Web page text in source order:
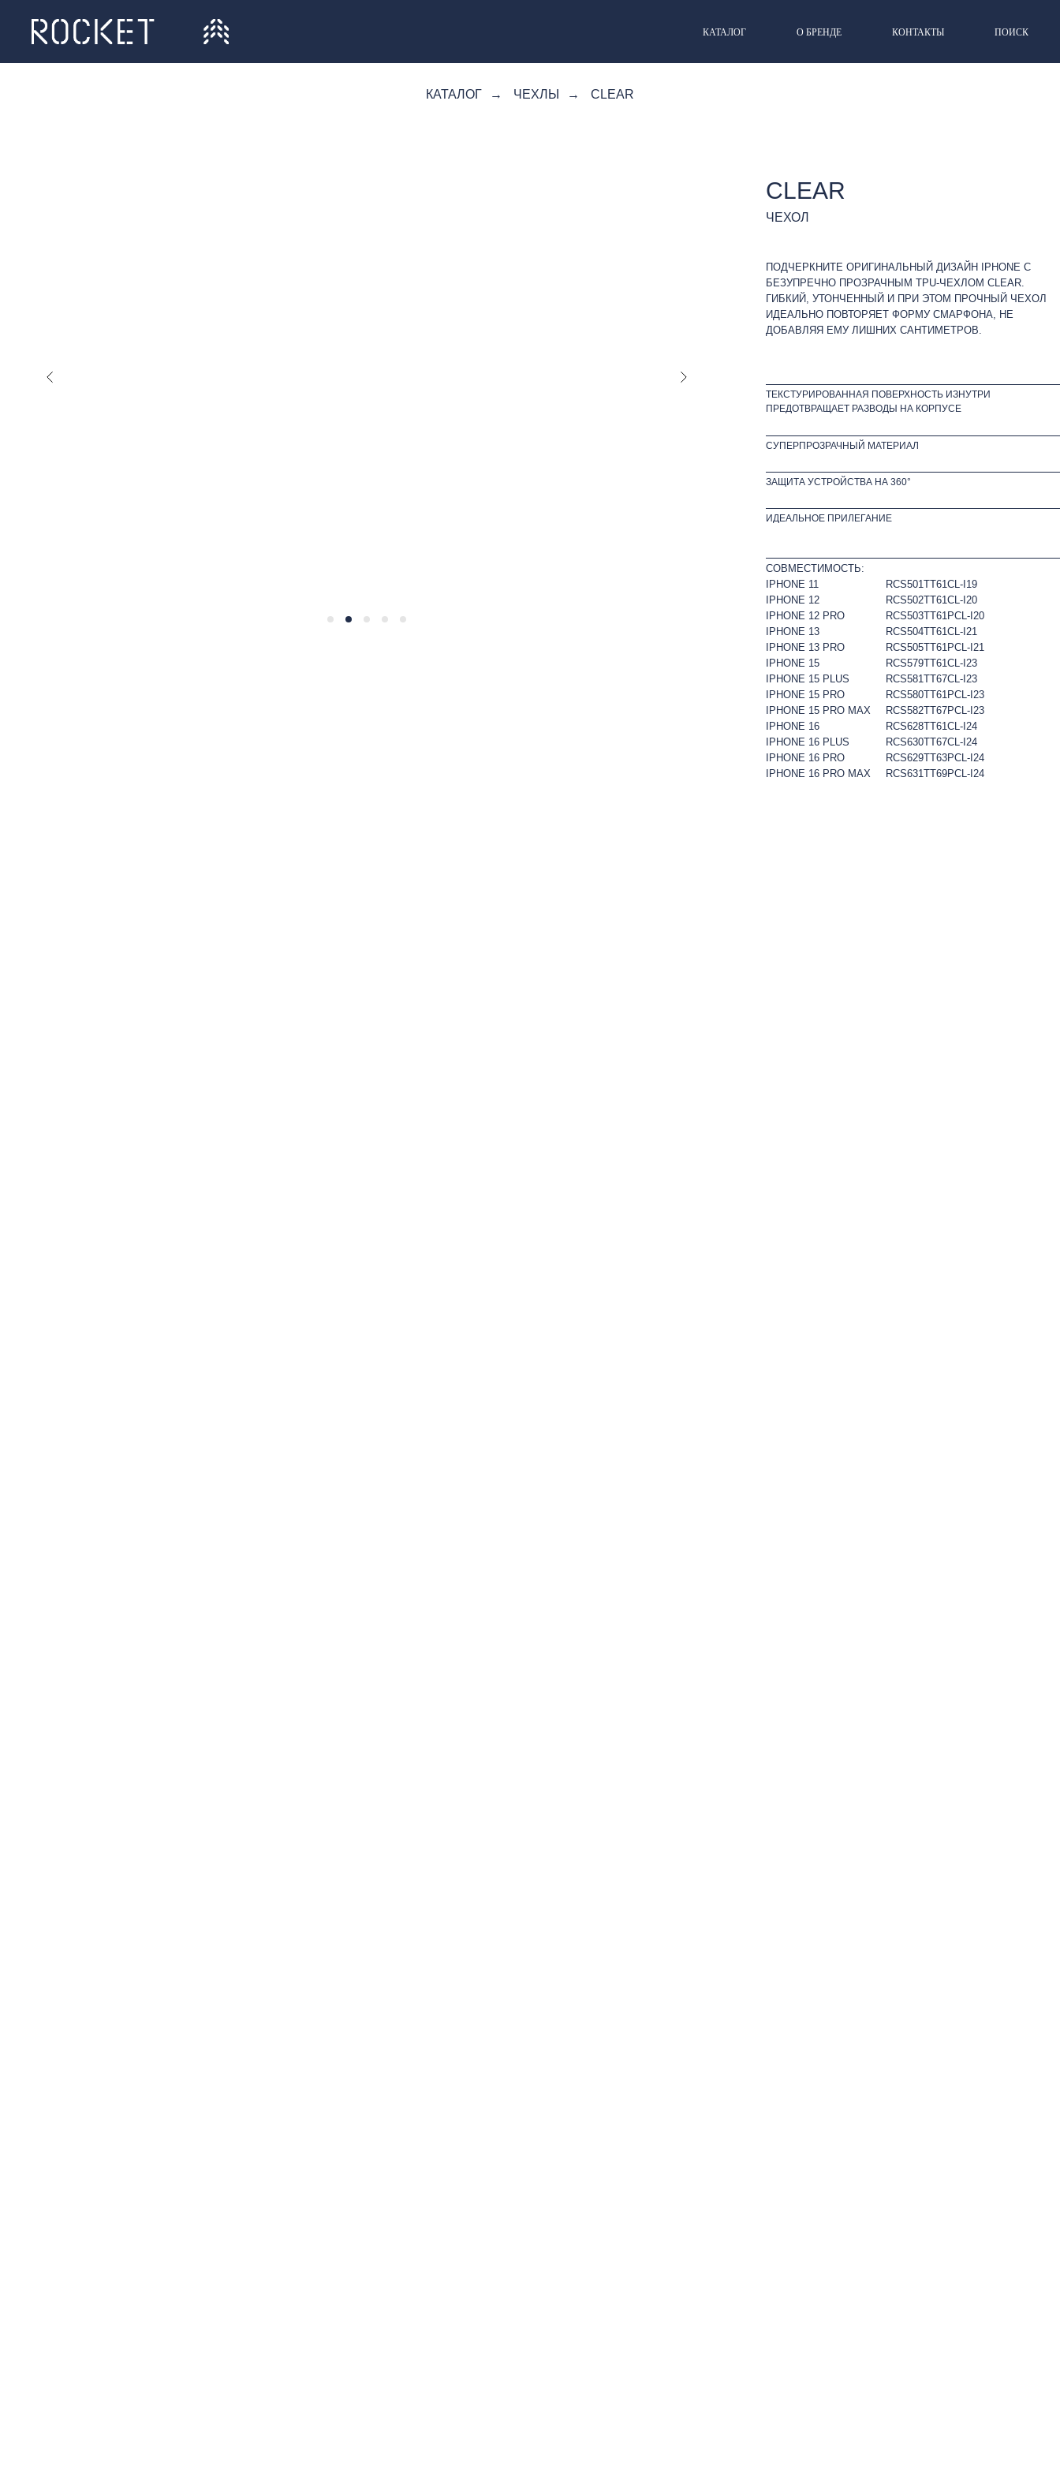
КАТАЛОГ О БРЕНДЕ КОНТАКТЫ ПОИСК
КАТАЛОГ → ЧЕХЛЫ → CLEAR
CLEAR
ЧЕХОЛ
ТЕКСТУРИРОВАННАЯ ПОВЕРХНОСТЬ ИЗНУТРИ
ПРЕДОТВРАЩАЕТ РАЗВОДЫ НА КОРПУСЕ
СУПЕРПРОЗРАЧНЫЙ МАТЕРИАЛ
ЗАЩИТА УСТРОЙСТВА НА 360°
ИДЕАЛЬНОЕ ПРИЛЕГАНИЕ
ПОДЧЕРКНИТЕ ОРИГИНАЛЬНЫЙ ДИЗАЙН IPHONE С
БЕЗУПРЕЧНО ПРОЗРАЧНЫМ TPU-ЧЕХЛОМ CLEAR.
ГИБКИЙ, УТОНЧЕННЫЙ И ПРИ ЭТОМ ПРОЧНЫЙ ЧЕХОЛ
ИДЕАЛЬНО ПОВТОРЯЕТ ФОРМУ СМАРФОНА, НЕ
ДОБАВЛЯЯ ЕМУ ЛИШНИХ САНТИМЕТРОВ.
СОВМЕСТИМОСТЬ:
IPHONE 11
IPHONE 12
IPHONE 12 PRO
IPHONE 13
IPHONE 13 PRO
IPHONE 15
IPHONE 15 PLUS
IPHONE 15 PRO
IPHONE 15 PRO MAX
IPHONE 16
IPHONE 16 PLUS
IPHONE 16 PRO
IPHONE 16 PRO MAX
RCS501TT61CL-I19
RCS502TT61CL-I20
RCS503TT61PCL-I20
RCS504TT61CL-I21
RCS505TT61PCL-I21
RCS579TT61CL-I23
RCS581TT67CL-I23
RCS580TT61PCL-I23
RCS582TT67PCL-I23
RCS628TT61CL-I24
RCS630TT67CL-I24
RCS629TT63PCL-I24
RCS631TT69PCL-I24